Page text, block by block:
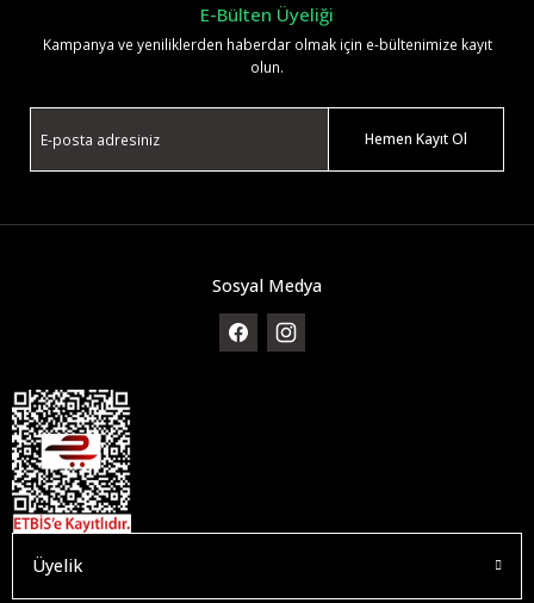
E-Bülten Üyeliği
Kampanya ve yeniliklerden haberdar olmak için e-bültenimize kayıt
olun.
Hemen Kayıt Ol
Sosyal Medya
Üyelik